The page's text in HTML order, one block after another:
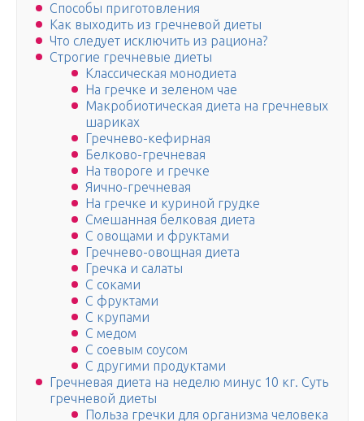
Способы приготовления
Как выходить из гречневой диеты
Что следует исключить из рациона?
Строгие гречневые диеты
Классическая монодиета
На гречке и зеленом чае
Макробиотическая диета на гречневых
шариках
Гречнево-кефирная
Белково-гречневая
На твороге и гречке
Яично-гречневая
На гречке и куриной грудке
Смешанная белковая диета
С овощами и фруктами
Гречнево-овощная диета
Гречка и салаты
С соками
С фруктами
С крупами
С медом
С соевым соусом
С другими продуктами
Гречневая диета на неделю минус 10 кг. Суть
гречневой диеты
Польза гречки для организма человека